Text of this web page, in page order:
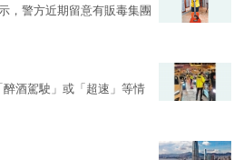
，警方近期留意有販毒集團
酒駕駛」或「超速」等情